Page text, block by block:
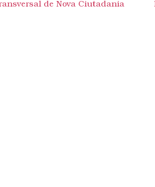
de Nova Ciutadania